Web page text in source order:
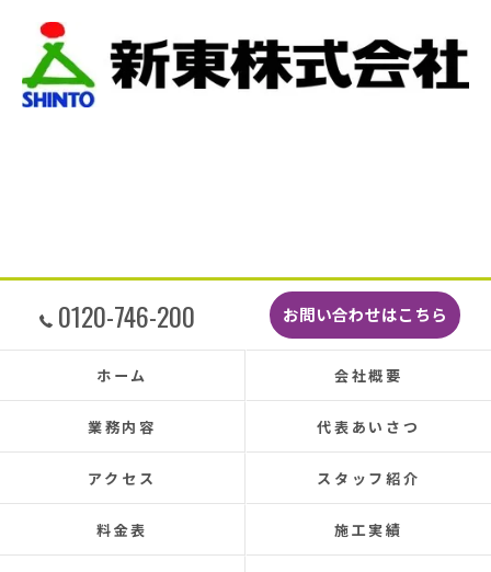
作業です。
当初夕方４時頃終了予定が、家にあった予備の
瓦まで使って瓦を差し替えてもらったので薄暗
くなるまで頑張っていただき頭の下がる思いで
しっかり直していただいたのでその後雨漏りも
もちろんなく、先日はかなりのドシャ降りでし
たがポツポツ音も一切ありませんでした。
本当に井澤さんにお願いしてよかったです、ま
た皆さまとても感じの良い方ばかりで安心して
お任せできました。
あと口コミを書いてくださった皆さまのおかげ
で井澤産業さんを知ることができました。
この場をお借りして感謝いたします。
この度は本当にありがとうございました。
今後ともよろしくお願いします！ (Translated by
0120-746-200 お問い合わせはこちら
ホーム 会社概要
業務内容 代表あいさつ
アクセス スタッフ紹介
料金表 施工実績